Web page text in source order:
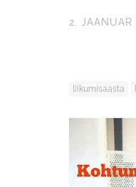
2. JAANUAR
liikumisaasta